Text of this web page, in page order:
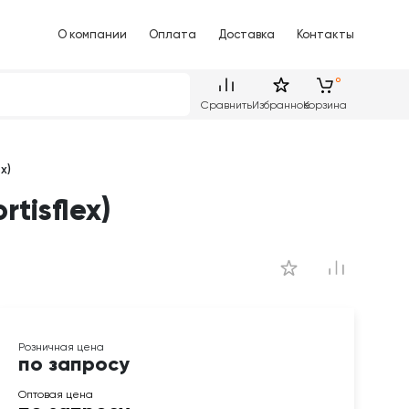
О компании Оплата Доставка Контакты
СравнитьИзбранноеКорзина
по запросу